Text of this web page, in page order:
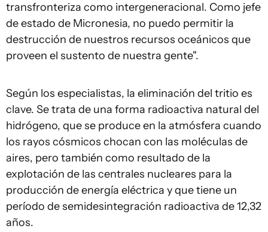
transfronteriza como intergeneracional. Como jefe
de estado de Micronesia, no puedo permitir la
destrucción de nuestros recursos oceánicos que
proveen el sustento de nuestra gente".
Según los especialistas, la eliminación del tritio es
clave. Se trata de una forma radioactiva natural del
hidrógeno, que se produce en la atmósfera cuando
los rayos cósmicos chocan con las moléculas de
aires, pero también como resultado de la
explotación de las centrales nucleares para la
producción de energía eléctrica y que tiene un
período de semidesintegración radioactiva de 12,32
años.